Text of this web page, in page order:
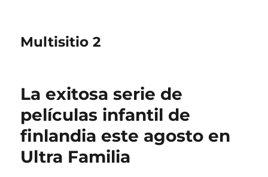
Multisitio 2
La exitosa serie de
películas infantil de
finlandia este agosto en
Ultra Familia